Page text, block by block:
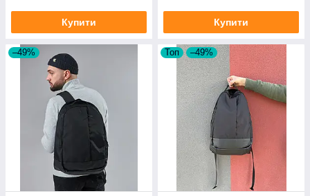
Купити Купити
–49% Топ –49%